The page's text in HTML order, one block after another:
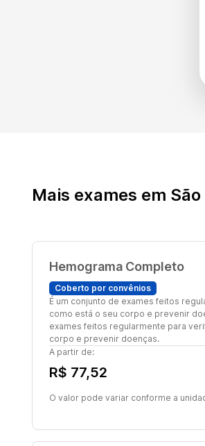
Mais exames em
Hemograma Completo
Coberto por convênios
É um conjunto de exames feitos
como está o seu corpo e prevenir
exames feitos regularmente para
corpo e prevenir doenças.
A partir de:
R$ 77,52
O valor pode variar conforme a